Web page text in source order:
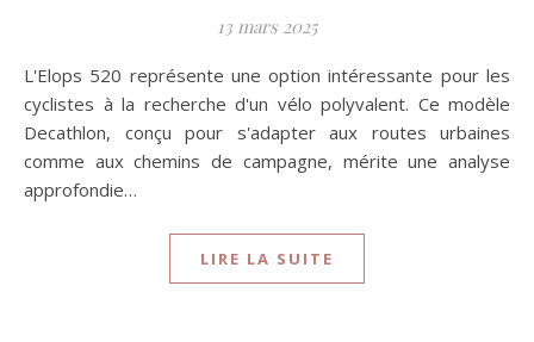
13 mars 2025
L'Elops 520 représente une option intéressante pour les
cyclistes à la recherche d'un vélo polyvalent. Ce modèle
Decathlon, conçu pour s'adapter aux routes urbaines
comme aux chemins de campagne, mérite une analyse
approfondie…
LIRE LA SUITE